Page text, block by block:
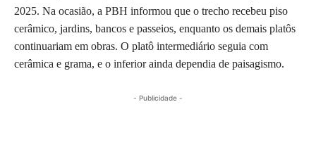
2025. Na ocasião, a PBH informou que o trecho recebeu piso
cerâmico, jardins, bancos e passeios, enquanto os demais platôs
continuariam em obras. O platô intermediário seguia com
cerâmica e grama, e o inferior ainda dependia de paisagismo.
- Publicidade -